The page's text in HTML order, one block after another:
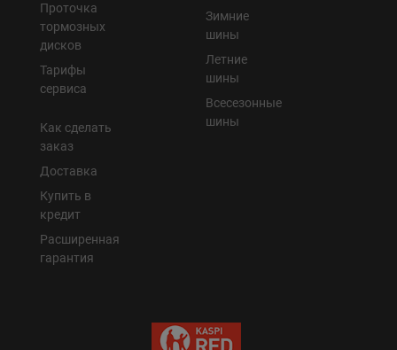
Проточка
тормозных
дисков
Тарифы
сервиса
Как сделать
заказ
Доставка
Купить в
кредит
Расширенная
гарантия
Зимние
шины
Летние
шины
Всесезонные
шины